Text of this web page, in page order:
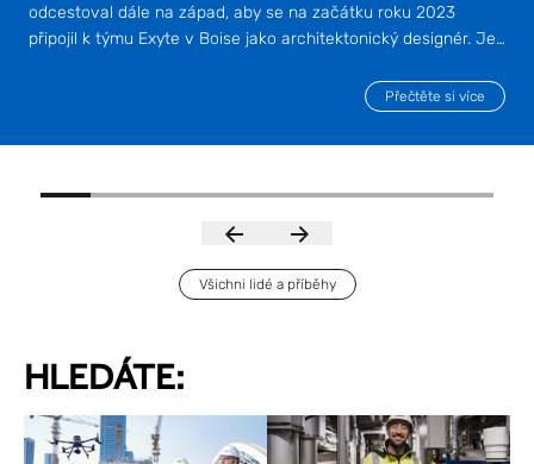
odcestoval dále na západ, aby se na začátku roku 2023
připojil k týmu Exyte v Boise jako architektonický designér. Je
Přečtěte si více
Všichni lidé a příběhy
HLEDÁTE: